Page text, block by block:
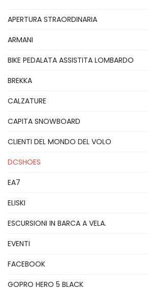
APERTURA STRAORDINARIA
ARMANI
BIKE PEDALATA ASSISTITA LOMBARDO
BREKKA
CALZATURE
CAPITA SNOWBOARD
CLIENTI DEL MONDO DEL VOLO
DCSHOES
EA7
ELISKI
ESCURSIONI IN BARCA A VELA.
EVENTI
FACEBOOK
GOPRO HERO 5 BLACK